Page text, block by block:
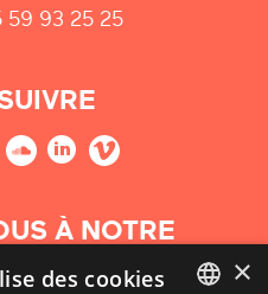
59 93 25 25
À NOTRE
×
des cookies